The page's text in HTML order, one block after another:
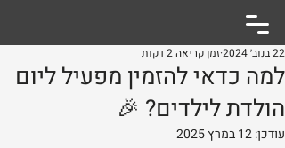
למה כדאי להזמין מפעיל ליום
הולדת לילדים? 🎉
22 בנוב׳ 2024 זמן קריאה 2 דקות
עודכן:12 במרץ 2025